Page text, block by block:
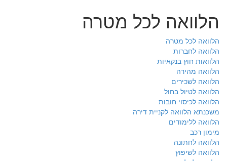
הלוואה לכל מטרה
הלוואה לכל מטרה
הלוואה לחברות
הלוואות חוץ בנקאיות
הלוואה מהירה
הלוואה לשכירים
הלוואה לטיול בחול
הלוואה לכיסוי חובות
משכנתא הלוואה לקניית דירה
הלוואה ללימודים
מימון רכב
הלוואה לחתונה
הלוואה לשיפוץ